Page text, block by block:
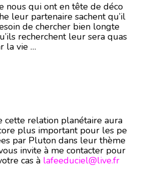
nous qui ont en tête de déco
leur partenaire sachent qu’il
de chercher bien longte
recherchent leur sera quas
la vie …
cette relation planétaire aura
plus important pour les pe
par Pluton dans leur thème
invite à me contacter pour
cas à lafeeduciel@live.fr